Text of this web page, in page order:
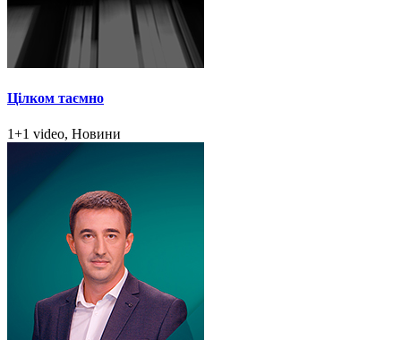
Цілком таємно
1+1 video, Новини